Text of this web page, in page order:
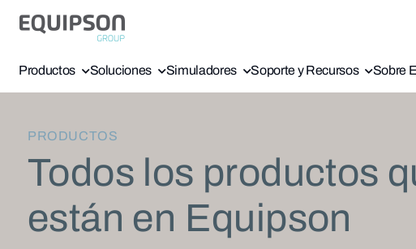
Productos Soluciones Simuladores Soporte y Recursos Sobre
PRODUCTOS
Todos los productos
están en Equipson